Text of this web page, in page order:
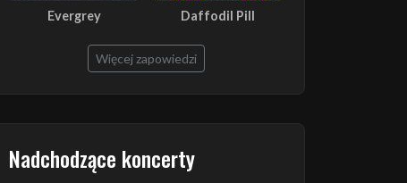
Evergrey Daffodil Pill
Więcej zapowiedzi
Nadchodzące koncerty